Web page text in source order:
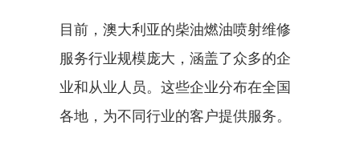
目前，澳大利亚的柴油燃油喷射维修
服务行业规模庞大，涵盖了众多的企
业和从业人员。这些企业分布在全国
各地，为不同行业的客户提供服务。